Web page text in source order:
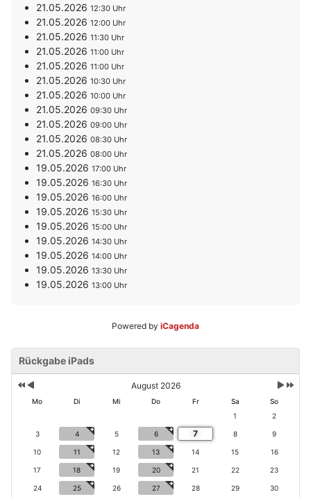
21.05.202612:30
21.05.202612:00
21.05.202611:30
21.05.202611:00
21.05.202611:00
21.05.202610:30
21.05.202610:00
21.05.202609:30
21.05.202609:00
21.05.202608:30
21.05.202608:00
19.05.202617:00
19.05.202616:30
19.05.202616:00
19.05.202615:30
19.05.202615:00
19.05.202614:30
19.05.202614:00
19.05.202613:30
19.05.202613:00
Powered by iCagenda
Rückgabe iPads
V
o
r
h
V
o
r
h
M
N
c
h
N
c
h
M
n
a
August 2026
Mo Di Mi Do Fr Sa
So
1
2
3 4 5 6 7 8 9
10 11 12 13 14 15 16
17 18 19 20 21 22 23
24 25 26 27 28 29 30